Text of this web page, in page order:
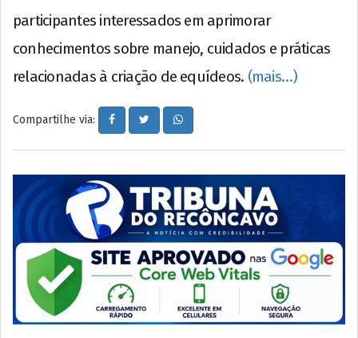
participantes interessados em aprimorar
conhecimentos sobre manejo, cuidados e práticas
relacionadas à criação de equídeos. (mais…)
Compartilhe via: